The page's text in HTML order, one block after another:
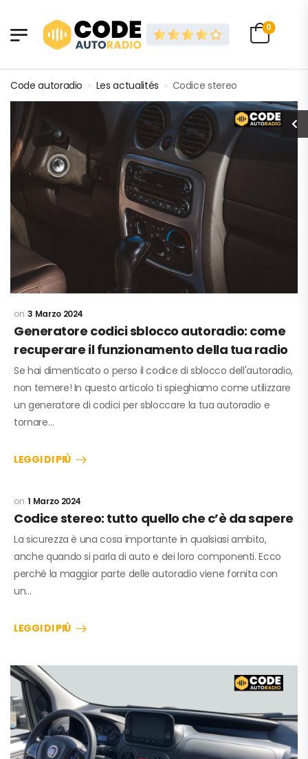
0
Code autoradio » Les actualités » Codice stereo
3 Marzo 2024
Generatore codici sblocco autoradio: come
recuperare il funzionamento della tua radio
Se hai dimenticato o perso il codice di sblocco dell'autoradio,
non temere! In questo articolo ti spieghiamo come utilizzare
un generatore di codici per sbloccare la tua autoradio e
tornare…
LEGGI DI PIÙ
1 Marzo 2024
Codice stereo: tutto quello che c’è da sapere
La sicurezza è una cosa importante in qualsiasi ambito,
anche quando si parla di auto e dei loro componenti. Ecco
perché la maggior parte delle autoradio viene fornita con
un…
LEGGI DI PIÙ